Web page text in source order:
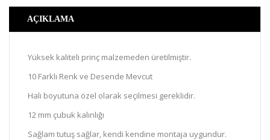
AÇIKLAMA
Yüksek kaliteli prinç malzemeden üretilmiştir.
10 Farklı Renk ve Desende Mevcut
Halı boyutuna özel olarak seçilmesi gereklidir.
12 mm çubuk kalınlığı
Sağlam tutuş sağlar, kendi kendine montaja uygundur.